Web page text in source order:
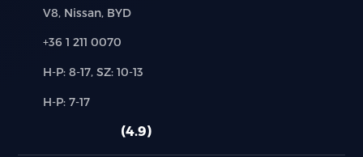
Márkák:
V8, Nissan, BYD
Telefon:
+36 1 211 0070
Új-
használt
H-P: 8-17, SZ: 10-13
Alkatrész,
H-P: 7-17
4.9